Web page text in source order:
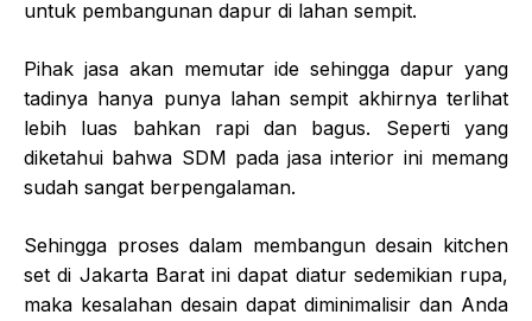
untuk pembangunan dapur di lahan sempit.
Pihak jasa akan memutar ide sehingga dapur yang
tadinya hanya punya lahan sempit akhirnya terlihat
lebih luas bahkan rapi dan bagus. Seperti yang
diketahui bahwa SDM pada jasa interior ini memang
sudah sangat berpengalaman.
Sehingga proses dalam membangun desain kitchen
set di JakartaBarat ini dapat diatur sedemikian rupa,
maka kesalahan desain dapat diminimalisir dan Anda